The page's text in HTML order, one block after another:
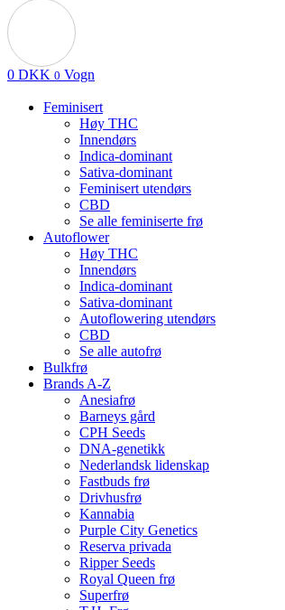
0 DKK 0 Vogn
Feminisert
Høy THC
Innendørs
Indica-dominant
Sativa-dominant
Feminisert utendørs
CBD
Se alle feminiserte frø
Autoflower
Høy THC
Innendørs
Indica-dominant
Sativa-dominant
Autoflowering utendørs
CBD
Se alle autofrø
Bulkfrø
Brands A-Z
Anesiafrø
Barneys gård
CPH Seeds
DNA-genetikk
Nederlandsk lidenskap
Fastbuds frø
Drivhusfrø
Kannabia
Purple City Genetics
Reserva privada
Ripper Seeds
Royal Queen frø
Superfrø